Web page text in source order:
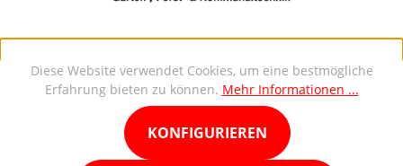
Diese Website verwendet Cookies, um eine bestmögliche
Erfahrung bieten zu können. Mehr Informationen ...
KONFIGURIEREN